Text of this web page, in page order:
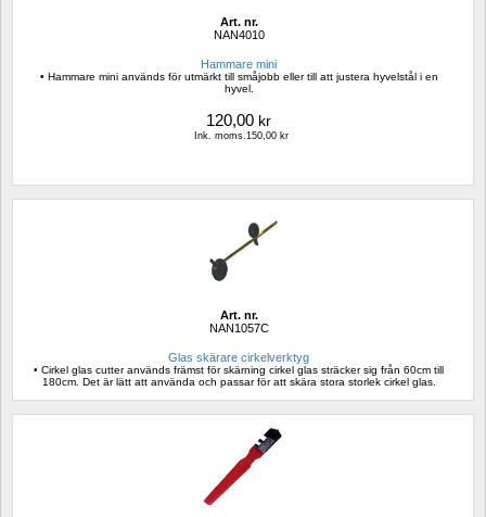
Art. nr.
NAN4010
Hammare mini
• Hammare mini används för utmärkt till småjobb eller till att justera hyvelstål i en
hyvel.
120,00 kr
Ink. moms.150,00 kr
Art. nr.
NAN1057C
Glas skärare cirkelverktyg
• Cirkel glas cutter används främst för skärning cirkel glas sträcker sig från 60cm till
180cm. Det är lätt att använda och passar för att skära stora storlek cirkel glas.